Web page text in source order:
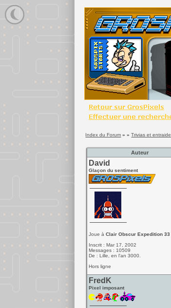
Index du Forum » »Trivias et entraide
Auteur
David
Glaçon du sentiment
Joue à Clair Obscur Expedition 33
Inscrit : Mar 17, 2002
Messages : 10509
De : Lille, en l'an 3000.
Hors ligne
FredK
Pixel imposant